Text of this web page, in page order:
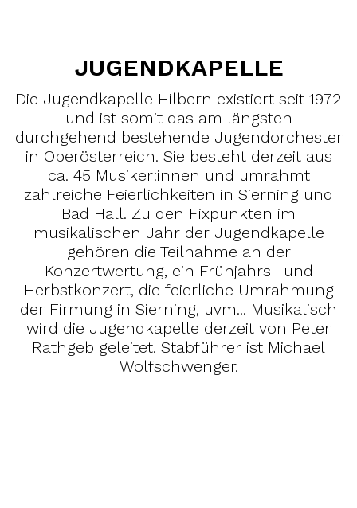
JUGENDKAPELLE
Die Jugendkapelle Hilbern existiert seit 1972
und ist somit das am längsten
durchgehend bestehende Jugendorchester
in Oberösterreich. Sie besteht derzeit aus
ca. 45 Musiker:innen und umrahmt
zahlreiche Feierlichkeiten in Sierning und
Bad Hall. Zu den Fixpunkten im
musikalischen Jahr der Jugendkapelle
gehören die Teilnahme an der
Konzertwertung, ein Frühjahrs- und
Herbstkonzert, die feierliche Umrahmung
der Firmung in Sierning, uvm... Musikalisch
wird die Jugendkapelle derzeit von Peter
Rathgeb geleitet. Stabführer ist Michael
Wolfschwenger.